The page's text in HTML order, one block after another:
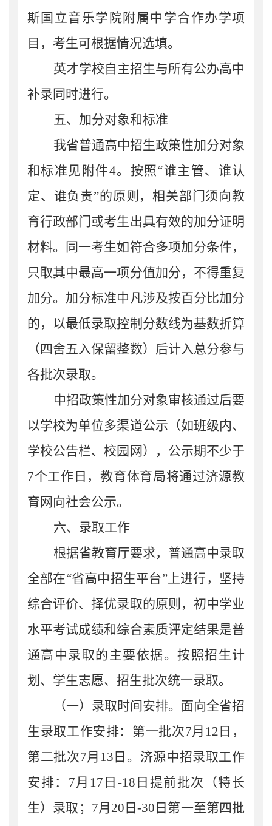
斯国立音乐学院附属中学合作办学项
目 ， 考生可根据情况选填。
英才学校自主招生与所有公办高中
补录同时进行。
五、加分对象和标准
我省普通高中招生政策性加分对象
和标准见附件4。按照“谁主管、谁认
定、谁负责”的原则，相 关部门须向教
育行政部门或考生出具有效的加分证明
材料。同一考生如符合多项加分条件，
只取其中最高一项分值加分，不得重复
加分。 加分标准中凡涉及按百分比加分
的，以最低录取控制分数线为基数折算
（四舍五入保留整数） 后计入总分参与
各批次录取。
中招政策性加分对象审核通过后要
以学校为单位多渠道公示（如班级内、
学校公告栏、校园网）
， 公示期不少于
7个工作日 ，教育体育局将通过济源教
育网向社会公示。
六、 录取工作
根据省教育厅要求， 普通高中录取
全部在“省高中招生平台”上进行， 坚持
综合评价、择优录取的原则，初中学业
水平考试成绩和综合素质评定结果是普
通高中录取的主要依据。按照招生计
划、学生志愿、招生批次统一录取。
（一）录取时间安排。 面向全省招
生录取工作安排：第一批次7月 12 日 ，
第二批次7月 13 日。济源中招录取工作
安排： 7月 17 日 -18 日提前批次（特长
生）录取； 7月 20 日-30 日第一至第四批